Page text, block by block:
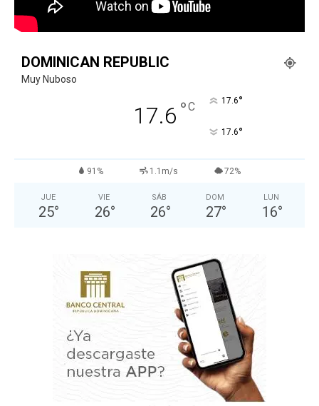
DOMINICAN REPUBLIC
Muy Nuboso
17.6 °C 17.6°
17.6°
91% 1.1m/s 72%
JUE
25°
VIE
26°
SÁB
26°
DOM
27°
LUN
16°